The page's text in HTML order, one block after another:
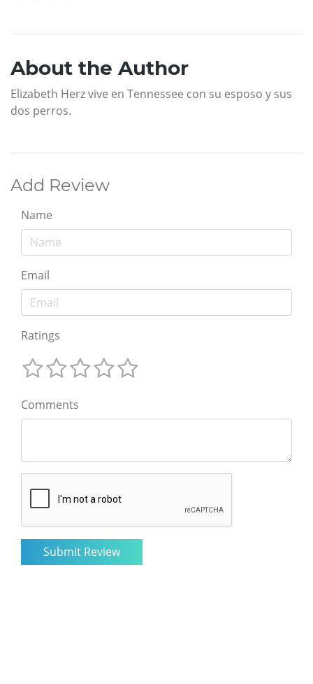
About the Author
Elizabeth Herz vive en Tennessee con su esposo y sus
dos perros.
Add Review
Name
Email
Ratings
Comments